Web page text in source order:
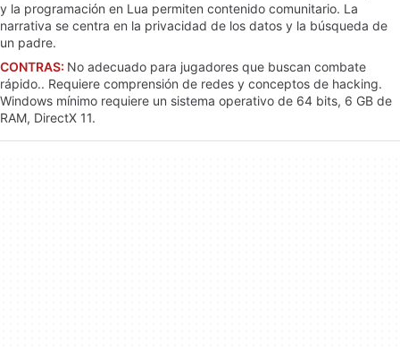
y la programación en Lua permiten contenido comunitario. La
narrativa se centra en la privacidad de los datos y la búsqueda de
un padre.
CONTRAS: No adecuado para jugadores que buscan combate
rápido.. Requiere comprensión de redes y conceptos de hacking.
Windows mínimo requiere un sistema operativo de 64 bits, 6 GB de
RAM, DirectX 11.